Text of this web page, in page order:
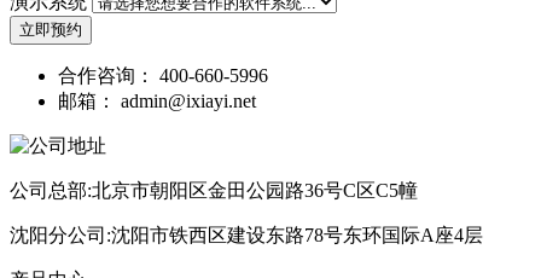
立即预约
合作咨询： 400-660-5996
邮箱： admin@ixiayi.net
公司总部:北京市朝阳区金田公园路36号C区C5幢
沈阳分公司:沈阳市铁西区建设东路78号东环国际A座4层